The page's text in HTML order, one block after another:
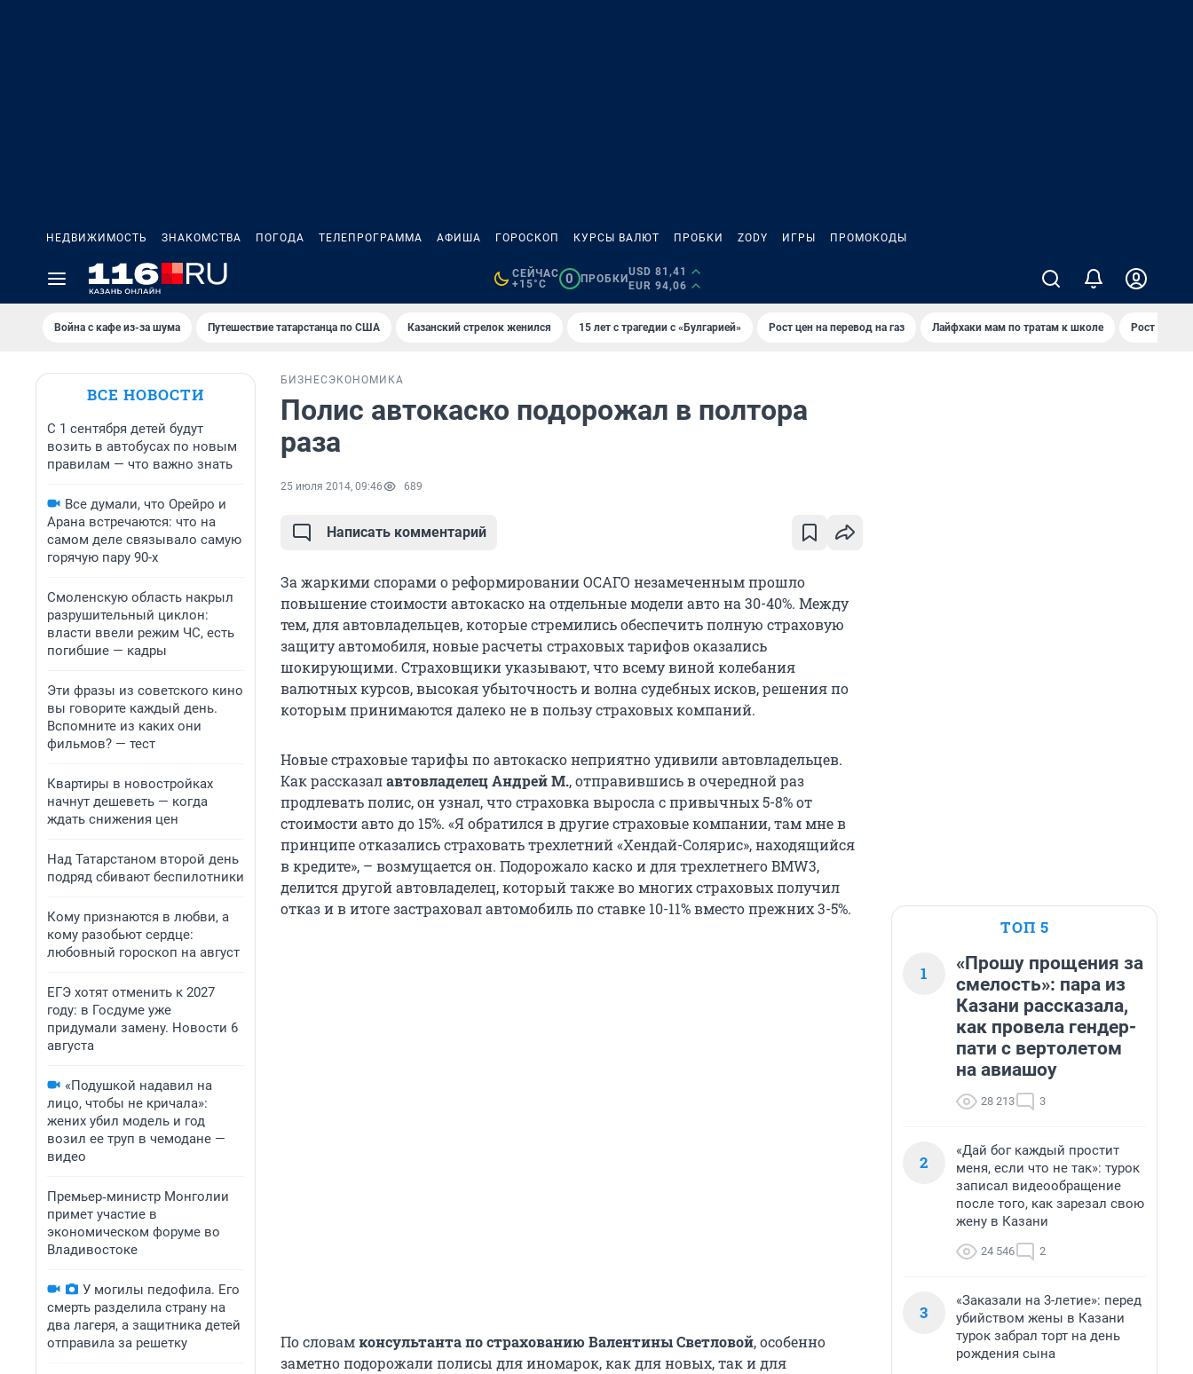
НЕДВИЖИМОСТЬ ЗНАКОМСТВА ПОГОДА ТЕЛЕПРОГРАММА АФИША ГОРОСКОП КУРСЫ ВАЛЮТ ПРОБКИ ZODY ИГРЫ ПРОМОКОДЫ
СЕЙЧАС
+15°C
0 ПРОБКИ
USD 81,41
EUR 94,06
Война с кафе из-за шума Путешествие татарстанца по США Казанский стрелок женился 15 лет с трагедии с «Булгарией» Рост цен на перевод на газ Лайфхаки мам по тратам к школе Рост цен на
ВСЕ НОВОСТИ
С 1 сентября детей будут
возить в автобусах по новым
правилам — что важно знать
Все думали, что Орейро и
Арана встречаются: что на
самом деле связывало самую
горячую пару 90-х
Смоленскую область накрыл
разрушительный циклон:
власти ввели режим ЧС, есть
погибшие — кадры
Эти фразы из советского кино
вы говорите каждый день.
Вспомните из каких они
фильмов? — тест
Квартиры в новостройках
начнут дешеветь — когда
ждать снижения цен
Над Татарстаном второй день
подряд сбивают беспилотники
Кому признаются в любви, а
кому разобьют сердце:
любовный гороскоп на август
ЕГЭ хотят отменить к 2027
году: в Госдуме уже
придумали замену. Новости 6
августа
«Подушкой надавил на
лицо, чтобы не кричала»:
жених убил модель и год
возил ее труп в чемодане —
видео
Премьер‑министр Монголии
примет участие в
экономическом форуме во
Владивостоке
У могилы педофила. Его
смерть разделила страну на
два лагеря, а защитника детей
отправила за решетку
БИЗНЕС ЭКОНОМИКА
Полис автокаско подорожал в полтора
раза
25 июля 2014, 09:46 689
Написать комментарий
За жаркими спорами о реформировании ОСАГО незамеченным прошло
повышение стоимости автокаско на отдельные модели авто на 30-40%. Между
тем, для автовладельцев, которые стремились обеспечить полную страховую
защиту автомобиля, новые расчеты страховых тарифов оказались
шокирующими. Страховщики указывают, что всему виной колебания
валютных курсов, высокая убыточность и волна судебных исков, решения по
которым принимаются далеко не в пользу страховых компаний.
Новые страховые тарифы по автокаско неприятно удивили автовладельцев.
Как рассказалавтовладелец Андрей М., отправившись в очередной раз
продлевать полис, он узнал, что страховка выросла с привычных 5-8% от
стоимости авто до 15%. «Я обратился в другие страховые компании, там мне в
принципе отказались страховать трехлетний «Хендай-Солярис», находящийся
в кредите», – возмущается он. Подорожало каско и для трехлетнего BMW3,
делится другой автовладелец, который также во многих страховых получил
отказ и в итоге застраховал автомобиль по ставке 10-11% вместо прежних 3-5%.
По словамконсультанта по страхованию Валентины Светловой, особенно
заметно подорожали полисы для иномарок, как для новых, так и для
ТОП 5
1
«Прошу прощения за
смелость»: пара из
Казани рассказала,
как провела гендер-
пати с вертолетом
на авиашоу
28 213 3
2
«Дай бог каждый простит
меня, если что не так»: турок
записал видеообращение
после того, как зарезал свою
жену в Казани
24 546 2
3
«Заказали на 3-летие»: перед
убийством жены в Казани
турок забрал торт на день
рождения сына